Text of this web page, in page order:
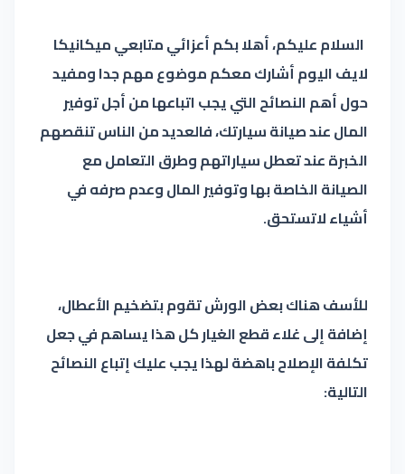
السلام عليكم، أهلا بكم أعزائي متابعي ميكانيكا
لايف اليوم أشارك معكم موضوع مهم جدا ومفيد
حول أهم النصائح التي يجب اتباعها من أجل توفير
المال عند صيانة سيارتك، فالعديد من الناس تنقصهم
الخبرة عند تعطل سياراتهم وطرق التعامل مع
الصيانة الخاصة بها وتوفير المال وعدم صرفه في
أشياء لاتستحق.
للأسف هناك بعض الورش تقوم بتضخيم الأعطال،
إضافة إلى غلاء قطع الغيار كل هذا يساهم في جعل
تكلفة الإصلاح باهضة لهذا يجب عليك إتباع النصائح
التالية: